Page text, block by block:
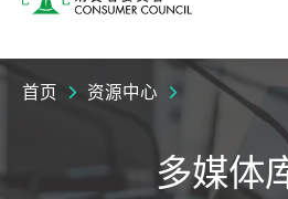
消费者委员会
首页 资源中心
多媒体